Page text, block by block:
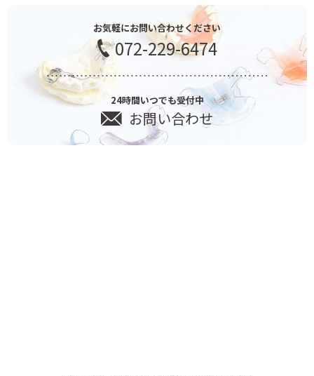
お気軽にお問い合わせください
072-229-6474
24時間いつでも受付中
お問い合わせ